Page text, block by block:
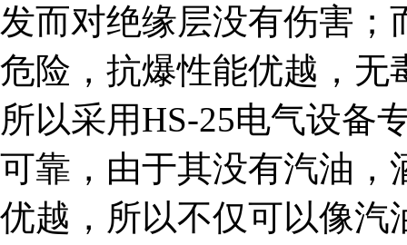
发而对绝缘层没有伤害
危险，抗爆性能优越，无
所以采用HS-25电气设备
可靠，由于其没有汽油，
优越，所以不仅可以像汽